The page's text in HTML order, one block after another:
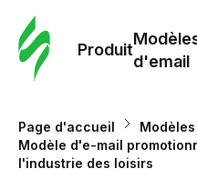
Produit
d'email
Page d'accueil
Modèle d'e-mail
l'industrie des loisirs